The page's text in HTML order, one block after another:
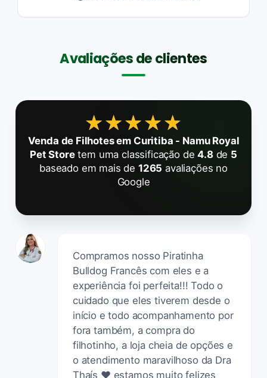
Avaliações de clientes
★★★★★
★★★★★
Venda de Filhotes em Curitiba - Namu Royal
Pet Storetem uma classificação de4.8de 5
baseado em mais de 1265 avaliações no
Google
Compramos nosso Piratinha
Bulldog Francês com eles e a
experiência foi perfeita!!! Todo o
cuidado que eles tiverem desde o
início e todo acompanhamento por
fora também, a compra do
filhotinho, a loja cheia de opções e
o atendimento maravilhoso da Dra
Thaís ❤️ estamos muito felizes